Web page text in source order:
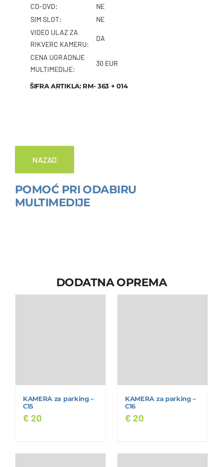
CD-DVD:
NE
SIM SLOT:
NE
VIDEO ULAZ ZA
RIKVERC KAMERU:
DA
CENA UGRADNJE
MULTIMEDIJE:
30 EUR
ŠIFRA ARTIKLA: RM- 363 + 014
NAZAD
POMOĆ PRI ODABIRU
MULTIMEDIJE
DODATNA OPREMA
KAMERA za parking –
C15
€ 20
KAMERA za parking –
C16
€ 20